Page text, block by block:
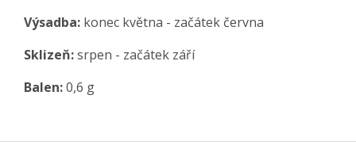
Výsadba: konec května - začátek června
Sklizeň:srpen - začátek září
Balen:0,6 g
Z